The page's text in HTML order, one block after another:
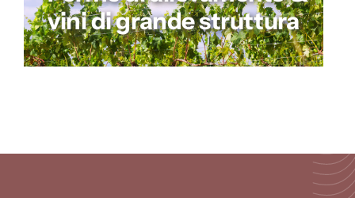
vini di grande struttura